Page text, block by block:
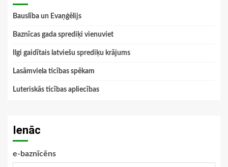
Bauslība un Evaņģēlijs
Baznīcas gada sprediķi vienuviet
Ilgi gaidītais latviešu sprediķu krājums
Lasāmviela ticības spēkam
Luteriskās ticības apliecības
Ienāc
e-baznīcēns